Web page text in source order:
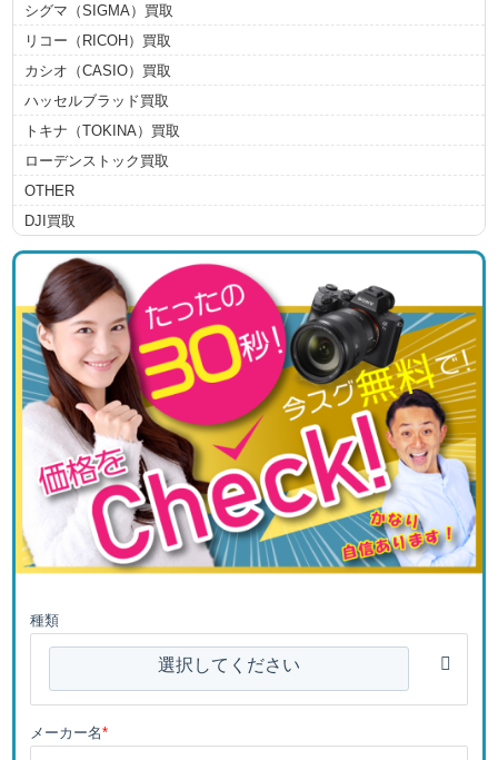
シグマ（SIGMA）買取
リコー（RICOH）買取
カシオ（CASIO）買取
ハッセルブラッド買取
トキナ（TOKINA）買取
ローデンストック買取
OTHER
DJI買取
種類
選択してください
メーカー名*